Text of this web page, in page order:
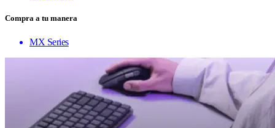
Compra a tu manera
MX Series